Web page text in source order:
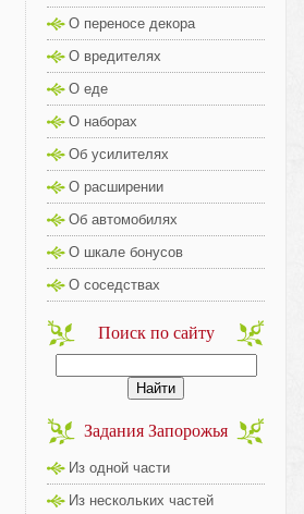
О переносе декора
О вредителях
О еде
О наборах
Об усилителях
О расширении
Об автомобилях
О шкале бонусов
О соседствах
Поиск по сайту
Задания Запорожья
Из одной части
Из нескольких частей